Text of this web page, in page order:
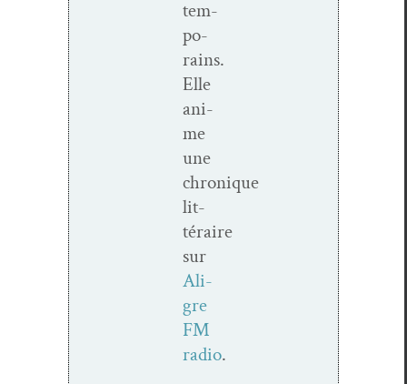
tem­
po­
rains.
Elle
ani­
me
une
chronique
lit­
téraire
sur
Ali­
gre
FM
radio.